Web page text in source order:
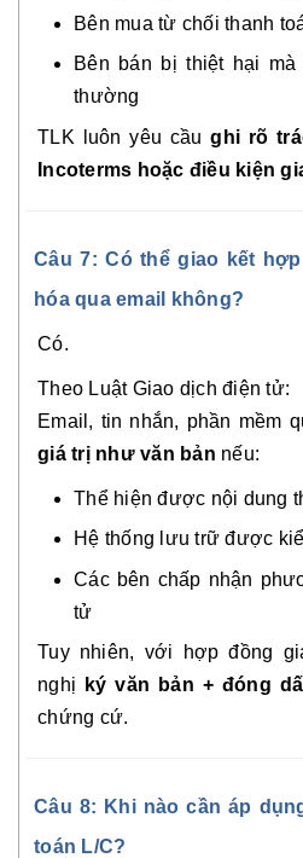
Bên mua từ chối thanh
Bên bán bị thiệt hại
thường
TLK luôn yêu cầughi rõ
Incoterms hoặc điều kiện
Câu 7: Có thể giao kết
hóa qua email không?
Có.
Theo Luật Giao dịch điện tử:
Email, tin nhắn, phần mềm
giá trị như văn bản nếu:
Thể hiện được nội dung
Hệ thống lưu trữ được
Các bên chấp nhận
tử
Tuy nhiên, với hợp đồng
nghị
ký văn bản + đóng
chứng cứ.
Câu 8: Khi nào cần áp
toán L/C?